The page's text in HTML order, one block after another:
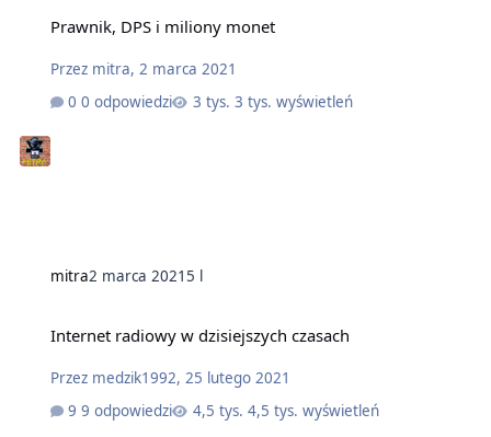
Prawnik, DPS i miliony monet
Przez mitra, 2 marca 2021
0 odpowiedzi
3 tys. wyświetleń
mitra2 marca 20215 l
Internet radiowy w dzisiejszych czasach
Przez medzik1992, 25 lutego 2021
9 odpowiedzi
4,5 tys. wyświetleń